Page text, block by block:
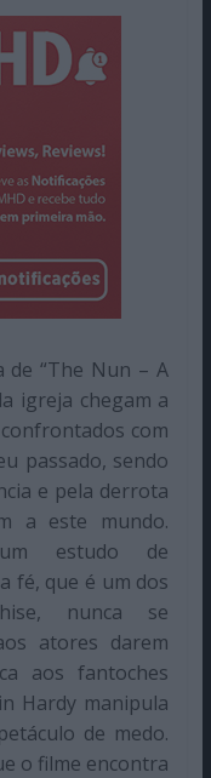
de “The Nun – A
igreja chegam a
com
passado, sendo
e pela derrota
a este mundo.
estudo de
fé, que é um dos
nunca se
atores darem
aos fantoches
Hardy manipula
de medo.
o filme encontra